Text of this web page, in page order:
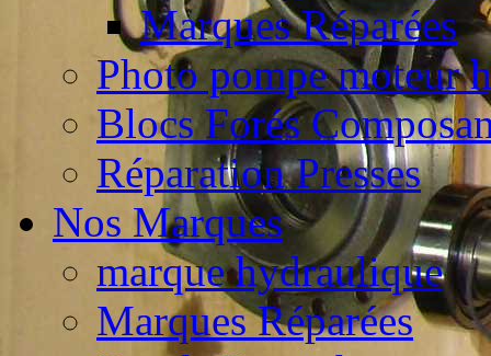
Marques Réparées
Photo pompe moteur
Blocs Forés
Réparation Presses
Nos Marques
marque hydraulique
Marques Réparées